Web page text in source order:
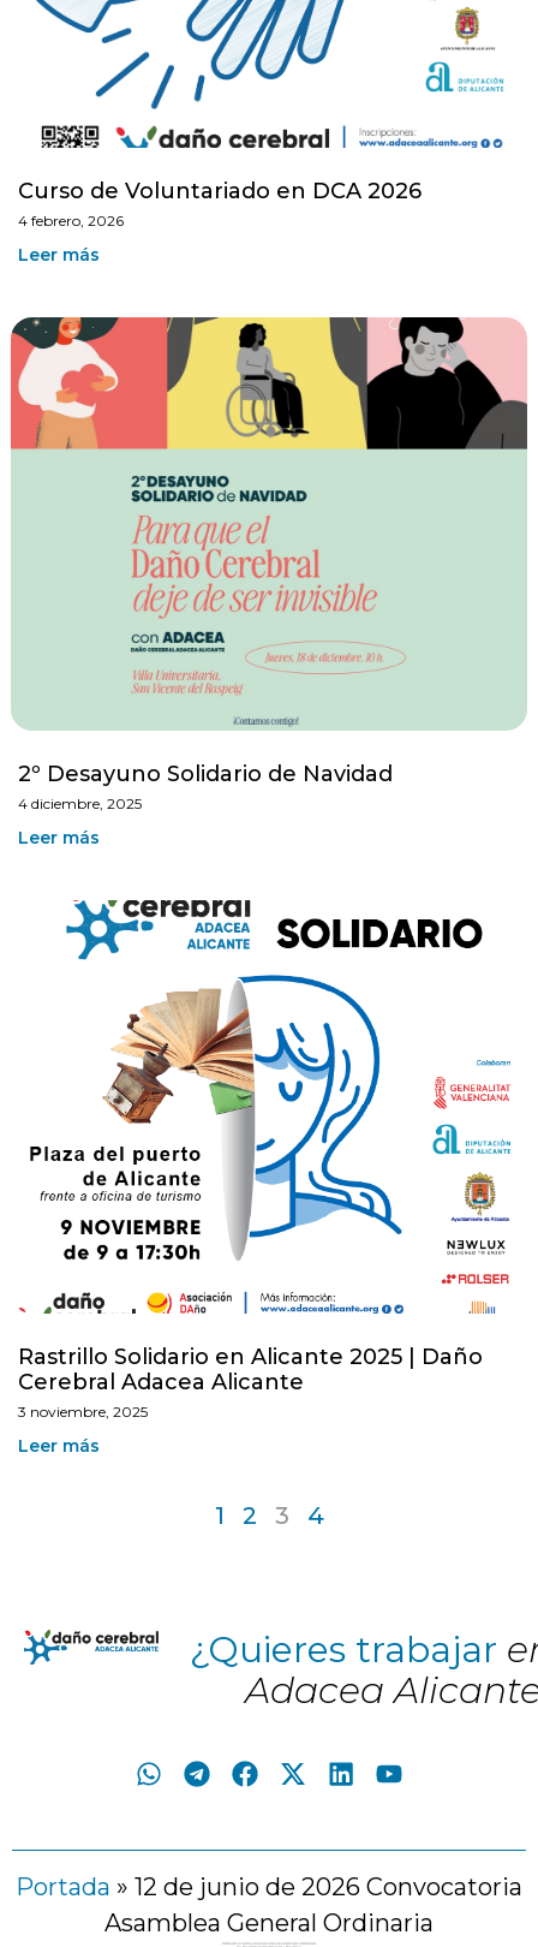
Curso de Voluntariado en DCA 2026
4 febrero, 2026
Leer más
2º Desayuno Solidario de Navidad
4 diciembre, 2025
Leer más
Rastrillo Solidario en Alicante 2025 | Daño
Cerebral Adacea Alicante
3 noviembre, 2025
Leer más
1 2 3 4
¿Quieres trabajar
Adacea
Portada » 12 de junio de 2026 Convocatoria
Asamblea General Ordinaria